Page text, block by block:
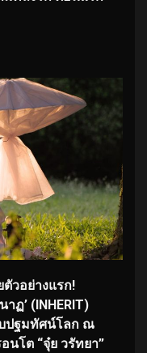
ตัวอย่างแรก!
ฏ’ (INHERIT)
ปฐมทัศน์โลก ณ
นโต “จุ๋ย วรัทยา”